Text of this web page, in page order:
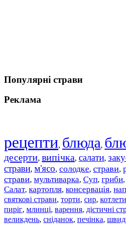
Популярні страви
Реклама
рецепти, блюда,
десерти, випічка, салати,
страви, м'ясо, солодке, страви,
страви, мультиварка, Суп, гриби,
Салат, картопля, консервація,
святкові страви, торти, сир, котлети
пиріг, млинці, варення, дієтичні
великдень, сніданок, печінка,